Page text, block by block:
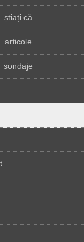
știați că
articole
sondaje